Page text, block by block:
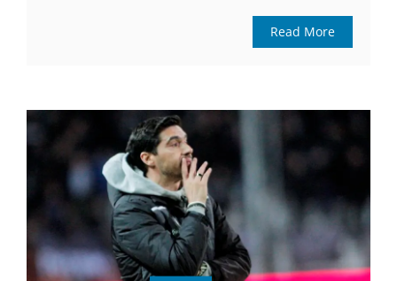
Read More